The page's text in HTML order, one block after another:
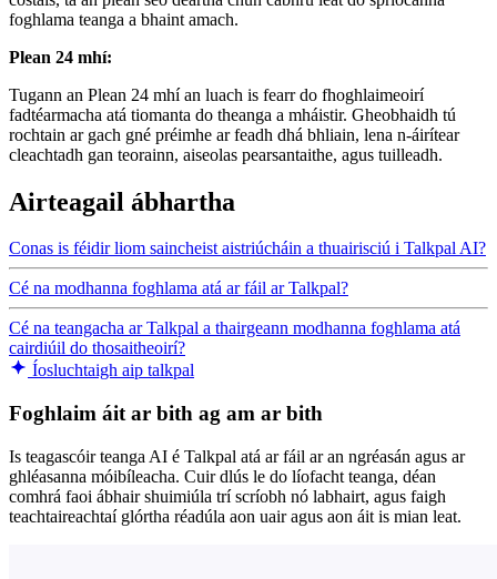
foghlama teanga a bhaint amach.
Plean 24 mhí:
Tugann an Plean 24 mhí an luach is fearr do fhoghlaimeoirí
fadtéarmacha atá tiomanta do theanga a mháistir. Gheobhaidh tú
rochtain ar gach gné préimhe ar feadh dhá bhliain, lena n-áirítear
cleachtadh gan teorainn, aiseolas pearsantaithe, agus tuilleadh.
Airteagail ábhartha
Conas is féidir liom saincheist aistriúcháin a thuairisciú i Talkpal AI?
Cé na modhanna foghlama atá ar fáil ar Talkpal?
Cé na teangacha ar Talkpal a thairgeann modhanna foghlama atá
cairdiúil do thosaitheoirí?
Íosluchtaigh aip talkpal
Foghlaim áit ar bith ag am ar bith
Is teagascóir teanga AI é Talkpal atá ar fáil ar an ngréasán agus ar
ghléasanna móibíleacha. Cuir dlús le do líofacht teanga, déan
comhrá faoi ábhair shuimiúla trí scríobh nó labhairt, agus faigh
teachtaireachtaí glórtha réadúla aon uair agus aon áit is mian leat.